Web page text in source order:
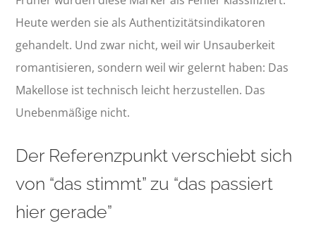
Heute werden sie als Authentizitätsindikatoren
gehandelt. Und zwar nicht, weil wir Unsauberkeit
romantisieren, sondern weil wir gelernt haben: Das
Makellose ist technisch leicht herzustellen. Das
Unebenmäßige nicht.
Der Referenzpunkt verschiebt sich
von “das stimmt” zu “das passiert
hier gerade”